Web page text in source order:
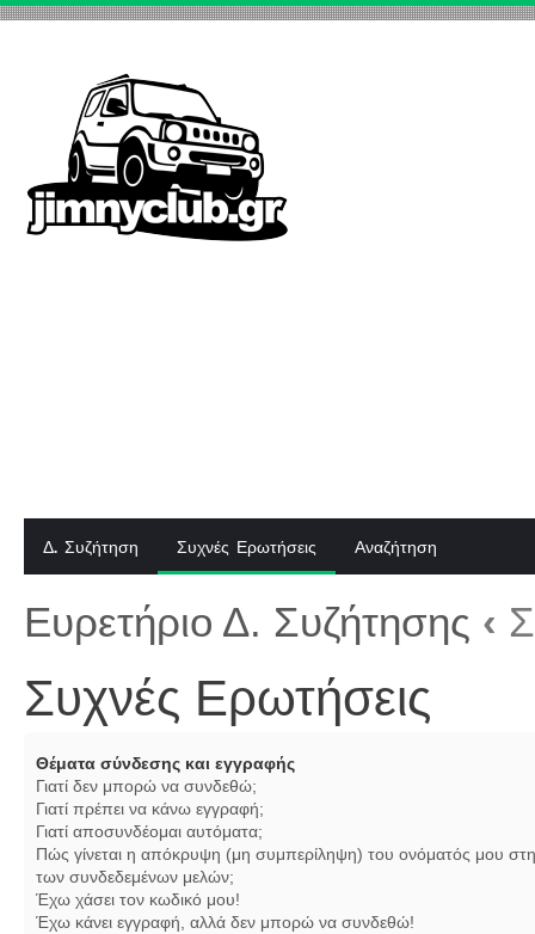
Δ. Συζήτηση Συχνές Ερωτήσεις Αναζήτηση
Ευρετήριο Δ. Συζήτησης ‹
Συχνές Ερωτήσεις
Θέματα σύνδεσης και εγγραφής
Γιατί δεν μπορώ να συνδεθώ;
Γιατί πρέπει να κάνω εγγραφή;
Γιατί αποσυνδέομαι αυτόματα;
Πώς γίνεται η απόκρυψη (μη συμπερίληψη) του ονόματός μου στη
των συνδεδεμένων μελών;
Έχω χάσει τον κωδικό μου!
Έχω κάνει εγγραφή, αλλά δεν μπορώ να συνδεθώ!